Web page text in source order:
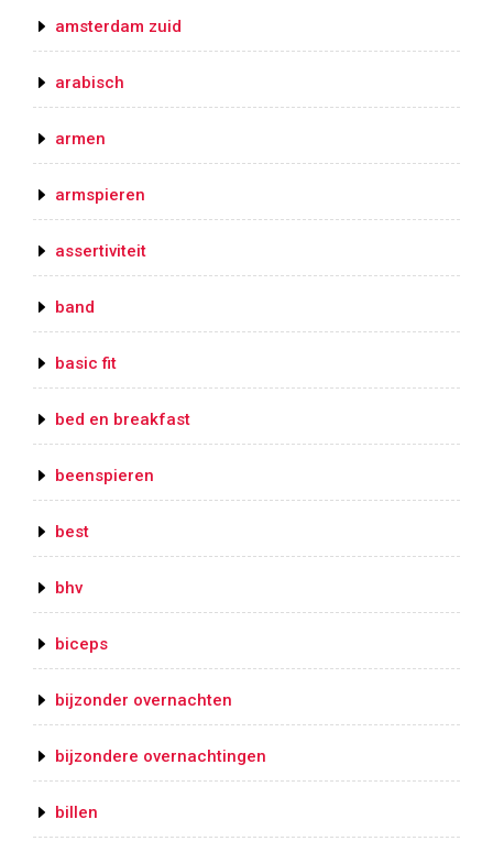
amsterdam zuid
arabisch
armen
armspieren
assertiviteit
band
basic fit
bed en breakfast
beenspieren
best
bhv
biceps
bijzonder overnachten
bijzondere overnachtingen
billen